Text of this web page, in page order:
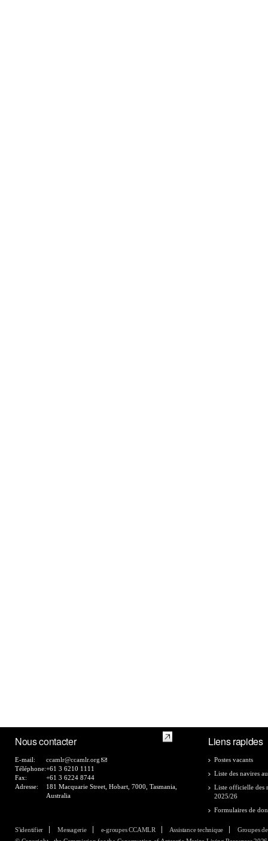
Nous contacter
E-mail:
ccamlr@ccamlr.org
Téléphone:+61 3 6210 1111
Fax:
+61 3 6224 8744
Adresse:
181 Macquarie Street, Hobart, 7000, Tasmania,
Australia
Liens rapides
Postes vacants
Liste des navires
Liste officielle des
2025/26
Formulaires de
S'identifier Messagerie e-groupes CCAMLR Assistance technique
Groupes